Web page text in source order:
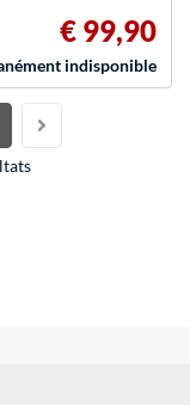
€ 99,90
indisponible